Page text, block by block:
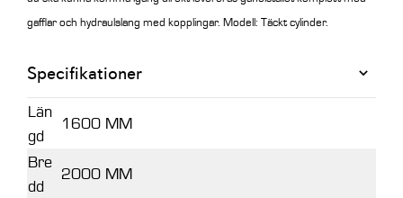
gafflar och hydraulslang med kopplingar. Modell: Täckt cylinder.
Specifikationer
Län
gd
1600 MM
Bre
dd
2000 MM